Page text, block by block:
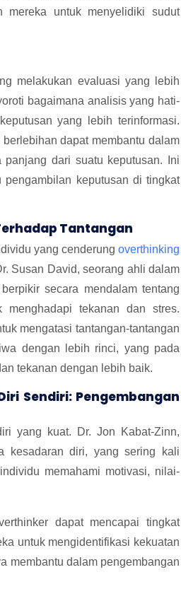
mereka untuk menyelidiki sudut
melakukan evaluasi yang lebih
bagaimana analisis yang hati-
yang lebih terinformasi.
dapat membantu dalam
dari suatu keputusan. Ini
keputusan di tingkat
Tantangan
yang cenderung overthinking
Susan David, seorang ahli dalam
secara mendalam tentang
menghadapi tekanan dan stres.
mengatasi tantangan-tantangan
dengan lebih rinci, yang pada
tekanan dengan lebih baik.
Sendiri: Pengembangan
yang kuat. Dr. Jon Kabat-Zinn,
kesadaran diri, yang sering kali
memahami motivasi, nilai-
dapat mencapai tingkat
untuk mengidentifikasi kekuatan
membantu dalam pengembangan